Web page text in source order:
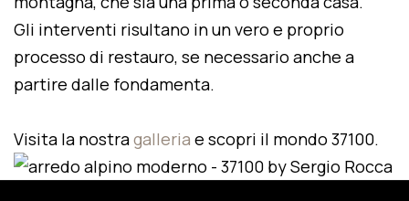
Gli interventi risultano in un vero e proprio
processo di restauro, se necessario anche a
partire dalle fondamenta.
Visita la nostragalleria e scopri il mondo 37100.